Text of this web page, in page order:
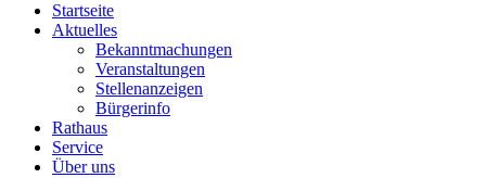
Startseite
Aktuelles
Bekanntmachungen
Veranstaltungen
Stellenanzeigen
Bürgerinfo
Rathaus
Service
Über uns